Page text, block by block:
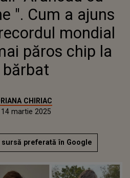
". Cum a ajuns
mondial
păros chip la
bărbat
CHIRIAC
14 martie 2025
preferată în Google